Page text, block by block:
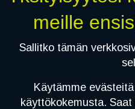
meille
Sallitko tämän
Käytämme
käyttökokemusta.